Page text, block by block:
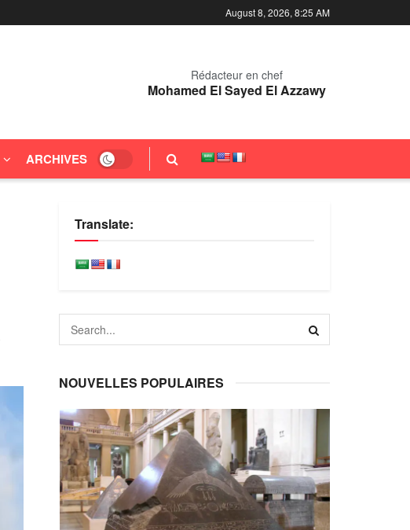
August 8, 2026, 8:25 AM
Rédacteur en chef
Mohamed El Sayed El Azzawy
ARCHIVES
Translate:
NOUVELLES POPULAIRES